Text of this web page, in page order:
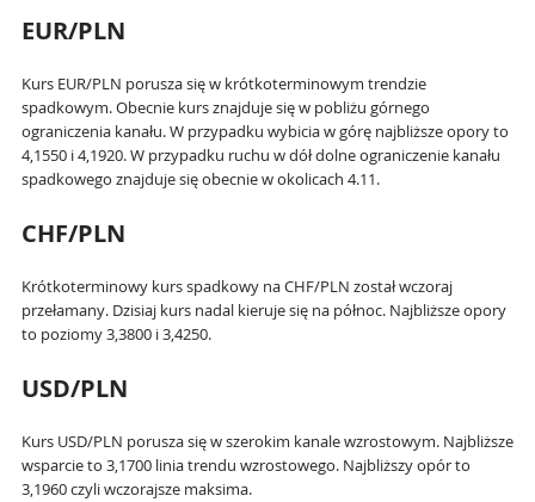
EUR/PLN
Kurs EUR/PLN porusza się w krótkoterminowym trendzie
spadkowym. Obecnie kurs znajduje się w pobliżu górnego
ograniczenia kanału. W przypadku wybicia w górę najbliższe opory to
4,1550 i 4,1920. W przypadku ruchu w dół dolne ograniczenie kanału
spadkowego znajduje się obecnie w okolicach 4.11.
CHF/PLN
Krótkoterminowy kurs spadkowy na CHF/PLN został wczoraj
przełamany. Dzisiaj kurs nadal kieruje się na północ. Najbliższe opory
to poziomy 3,3800 i 3,4250.
USD/PLN
Kurs USD/PLN porusza się w szerokim kanale wzrostowym. Najbliższe
wsparcie to 3,1700 linia trendu wzrostowego. Najbliższy opór to
3,1960 czyli wczorajsze maksima.